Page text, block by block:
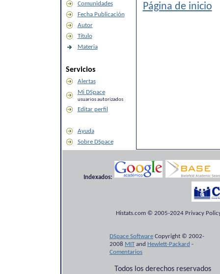
Comunidades
Fecha Publicación
Autor
Título
Materia
Servicios
Alertas
Mi DSpace
usuarios autorizados
Editar perfil
Ayuda
Sobre DSpace
Página de inicio
Indexados:
Histats.com © 2005-2024 Privacy
DSpace Software Copyright © 2002-
2008 MITand Hewlett-Packard -
Comentarios
Todos los derechos reservados